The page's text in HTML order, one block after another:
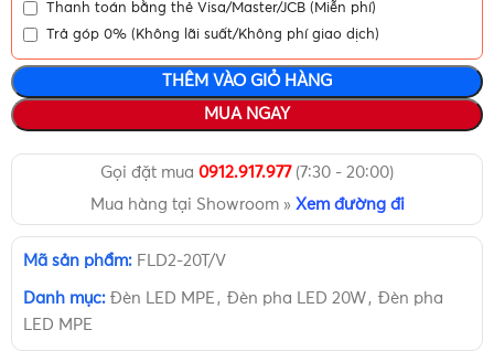
Thanh toán bằng thẻ Visa/Master/JCB (Miễn phí)
Trả góp 0% (Không lãi suất/Không phí giao dịch)
THÊM VÀO GIỎ HÀNG
MUA NGAY
Gọi đặt mua 0912.917.977(7:30 - 20:00)
Mua hàng tại Showroom » Xem đường đi
Mã sản phẩm: FLD2-20T/V
Danh mục: Đèn LED MPE, Đèn pha LED 20W, Đèn pha
LED MPE